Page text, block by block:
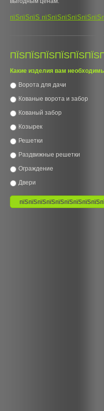
пїЅпїЅпїЅ
Какие изделия вам
Ворота для дачи
Кованые ворота и забор
Кованый забор
Козырек
Решетки
Раздвижные решетки
Ограждение
Двери